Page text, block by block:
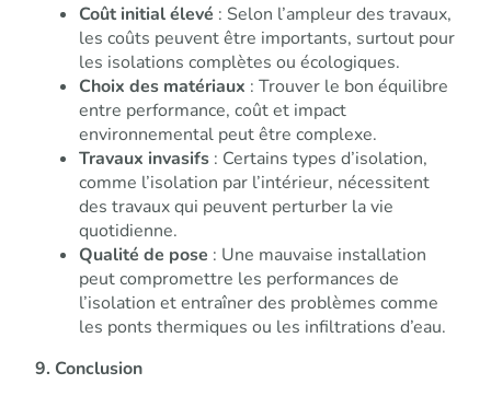
Coût initial élevé : Selon l’ampleur des travaux,
les coûts peuvent être importants, surtout pour
les isolations complètes ou écologiques.
Choix des matériaux : Trouver le bon équilibre
entre performance, coût et impact
environnemental peut être complexe.
Travaux invasifs : Certains types d’isolation,
comme l’isolation par l’intérieur, nécessitent
des travaux qui peuvent perturber la vie
quotidienne.
Qualité de pose : Une mauvaise installation
peut compromettre les performances de
l’isolation et entraîner des problèmes comme
les ponts thermiques ou les infiltrations d’eau.
9. Conclusion